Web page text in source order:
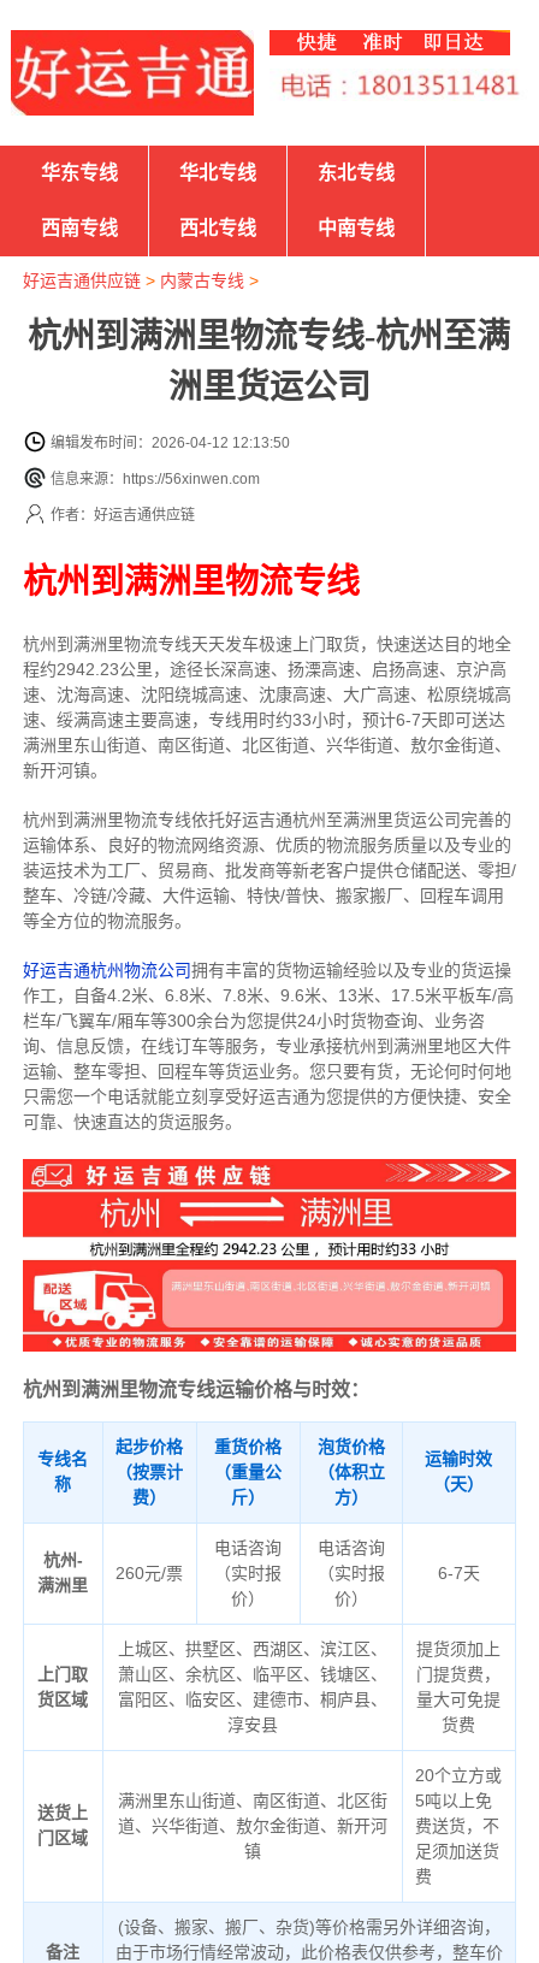
华东专线 华北专线 东北专线
西南专线 西北专线 中南专线
好运吉通供应链> 内蒙古专线 >
杭州到满洲里物流专线-杭州至满
洲里货运公司
编辑发布时间：2026-04-12 12:13:50
信息来源：https://56xinwen.com
作者：好运吉通供应链
杭州到满洲里物流专线
杭州到满洲里物流专线天天发车极速上门取货，快速送达目的地全
程约2942.23公里，途径长深高速、扬溧高速、启扬高速、京沪高
速、沈海高速、沈阳绕城高速、沈康高速、大广高速、松原绕城高
速、绥满高速主要高速，专线用时约33小时，预计6-7天即可送达
满洲里东山街道、南区街道、北区街道、兴华街道、敖尔金街道、
新开河镇。
杭州到满洲里物流专线依托好运吉通杭州至满洲里货运公司完善的
运输体系、良好的物流网络资源、优质的物流服务质量以及专业的
装运技术为工厂、贸易商、批发商等新老客户提供仓储配送、零担/
整车、冷链/冷藏、大件运输、特快/普快、搬家搬厂、回程车调用
等全方位的物流服务。
好运吉通杭州物流公司拥有丰富的货物运输经验以及专业的货运操
作工，自备4.2米、6.8米、7.8米、9.6米、13米、17.5米平板车/高
栏车/飞翼车/厢车等300余台为您提供24小时货物查询、业务咨
询、信息反馈，在线订车等服务， 专业承接杭州到满洲里地区大件
运输、整车零担、回程车等货运业务。 您只要有货，无论何时何地
只需您一个电话就能立刻享受好运吉通为您提供的方便快捷、安全
可靠、快速直达的货运服务。
杭州到满洲里物流专线运输价格与时效：
专线名
称
起步价格
（按票计
费）
重货价格
（重量公
斤）
泡货价格
（体积立
方）
运输时效
（天）
杭州-
满洲里
260元/票
电话咨询
（实时报
价）
电话咨询
（实时报
价）
6-7天
上门取
货区域
上城区、拱墅区、西湖区、滨江区、
萧山区、余杭区、临平区、钱塘区、
富阳区、临安区、建德市、桐庐县、
淳安县
提货须加上
门提货费，
量大可免提
货费
送货上
门区域
满洲里东山街道、南区街道、北区街
道、兴华街道、敖尔金街道、新开河
镇
20个立方或
5吨以上免
费送货，不
足须加送货
费
备注
(设备、搬家、搬厂、杂货)等价格需另外详细咨询，
由于市场行情经常波动，此价格表仅供参考，整车价